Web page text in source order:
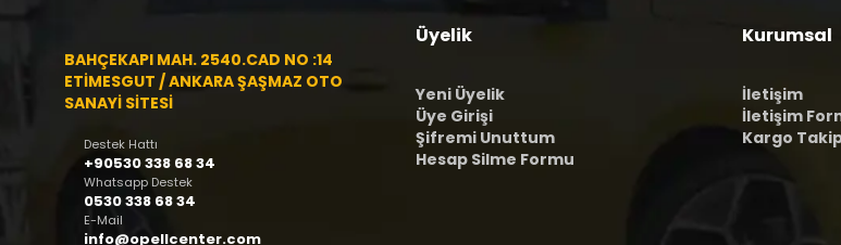
BAHÇEKAPI MAH. 2540.CAD NO :14
ETİMESGUT / ANKARA ŞAŞMAZ OTO
SANAYİ SİTESİ
Destek Hattı
+90530 338 68 34
Whatsapp Destek
0530 338 68 34
E-Mail
info@opellcenter.com
Üyelik
Yeni Üyelik
Üye Girişi
Şifremi Unuttum
Hesap Silme Formu
Kurumsal
İletişim
İletişim
Kargo